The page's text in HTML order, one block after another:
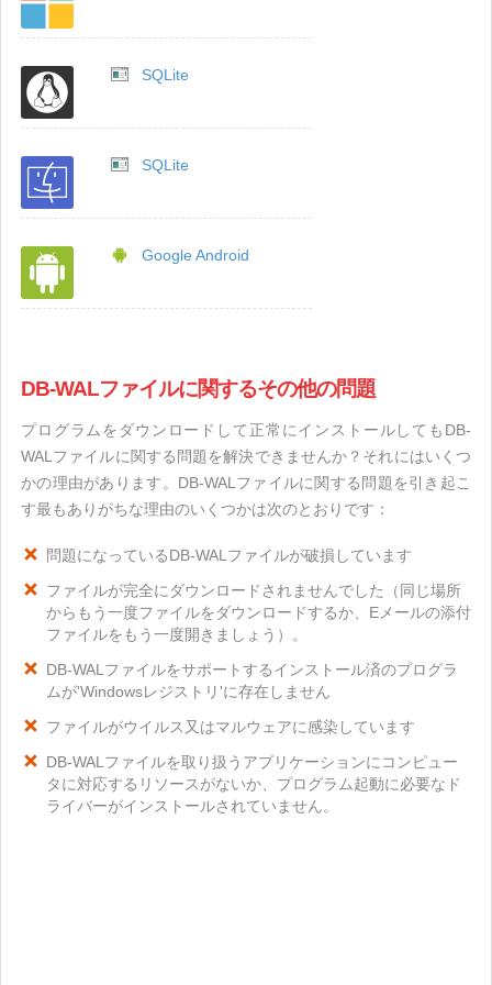
SQLite
SQLite
Google Android
DB-WALファイルに関するその他の問題
プログラムをダウンロードして正常にインストールしてもDB-
WALファイルに関する問題を解決できませんか？それにはいくつ
かの理由があります。DB-WALファイルに関する問題を引き起こ
す最もありがちな理由のいくつかは次のとおりです：
問題になっているDB-WALファイルが破損しています
ファイルが完全にダウンロードされませんでした（同じ場所
からもう一度ファイルをダウンロードするか、Eメールの添付
ファイルをもう一度開きましょう）。
DB-WALファイルをサポートするインストール済のプログラ
ムが'Windowsレジストリ'に存在しません
ファイルがウイルス又はマルウェアに感染しています
DB-WALファイルを取り扱うアプリケーションにコンピュー
タに対応するリソースがないか、プログラム起動に必要なド
ライバーがインストールされていません。